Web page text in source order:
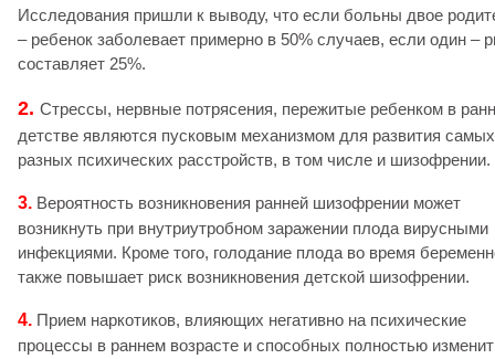
Исследования пришли к выводу, что если больны двое
– ребенок заболевает примерно в 50% случаев, если один –
составляет 25%.
2. Стрессы, нервные потрясения, пережитые ребенком в
детстве являются пусковым механизмом для развития самых
разных психических расстройств, в том числе и шизофрении.
3. Вероятность возникновения ранней шизофрении может
возникнуть при внутриутробном заражении плода вирусными
инфекциями. Кроме того, голодание плода во время
также повышает риск возникновения детской шизофрении.
4. Прием наркотиков, влияющих негативно на психические
процессы в раннем возрасте и способных полностью